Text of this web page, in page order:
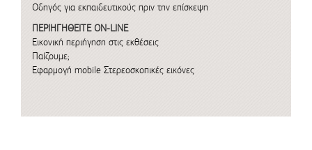
Οδηγός για εκπαιδευτικούς πριν την επίσκεψη
ΠΕΡΙΗΓΗΘΕΙΤΕ ON-LINE
Εικονική περιήγηση στις εκθέσεις
Παίζουμε;
Εφαρμογή mobile Στερεοσκοπικές εικόνες